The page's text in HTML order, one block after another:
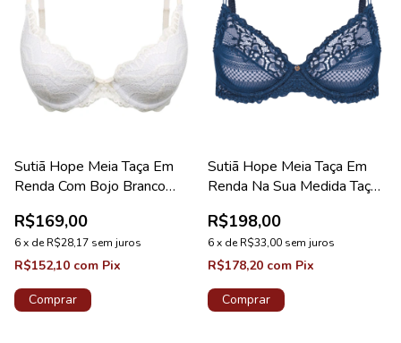
Sutiã Hope Meia Taça Em
Renda Com Bojo Branco
R$169,00
6x deR$28,17 sem juros
R$152,10 com Pix
Comprar
Sutiã Hope Meia Taça Em
Renda Na Sua Medida Taça
Valência
R$198,00
6x deR$33,00 sem juros
R$178,20 com Pix
Comprar